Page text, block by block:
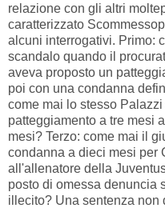
relazione con gli altri
caratterizzato
alcuni interrogativi. Primo:
scandalo quando il
aveva proposto un
poi con una condanna
come mai lo stesso
patteggiamento a tre mesi
mesi? Terzo: come mai il
condanna a dieci mesi per
all'allenatore della
posto di omessa denuncia
illecito? Una sentenza non